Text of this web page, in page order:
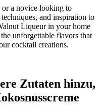
a novice looking to
and inspiration to
Liqueur in your home
unforgettable flavors that
cocktail creations.
Zutaten hinzu,